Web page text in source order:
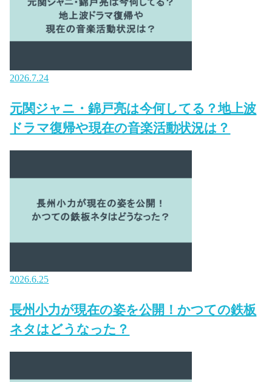
2026.7.24
元関ジャニ・錦戸亮は今何してる？地上波
ドラマ復帰や現在の音楽活動状況は？
2026.6.25
長州小力が現在の姿を公開！かつての鉄板
ネタはどうなった？